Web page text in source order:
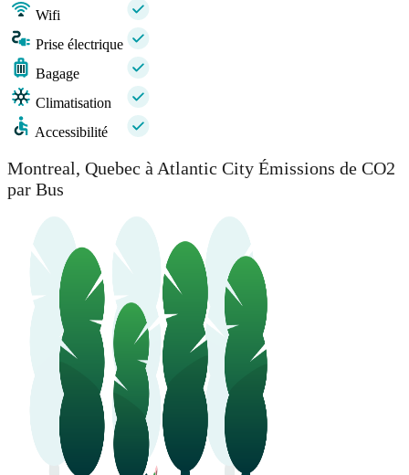
Wifi
Prise électrique
Bagage
Climatisation
Accessibilité
Montreal, Quebec à Atlantic City Émissions de CO2
par Bus